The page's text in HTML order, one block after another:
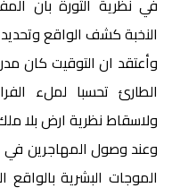
في نظرية الثورة بان
النخبة كشف الواقع
وأعتقد ان التوقيت كان
الطارئ تحسبا لملء
ولاسقاط نظرية ارض بلا ملك
وعند وصول المهاجرين في
الموجات البشرية